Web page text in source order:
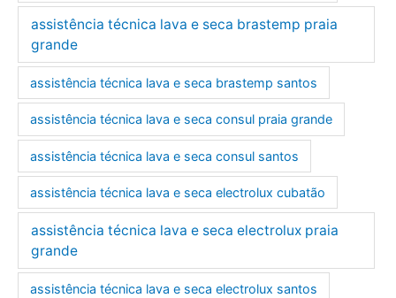
assistência técnica lava e seca brastemp praia
grande
assistência técnica lava e seca brastemp santos
assistência técnica lava e seca consul praia grande
assistência técnica lava e seca consul santos
assistência técnica lava e seca electrolux cubatão
assistência técnica lava e seca electrolux praia
grande
assistência técnica lava e seca electrolux santos